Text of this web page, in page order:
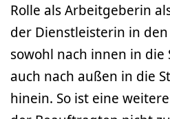
Rolle als Arbeitgeberin
der Dienstleisterin in den
sowohl nach innen in
auch nach außen in die
hinein. So ist eine